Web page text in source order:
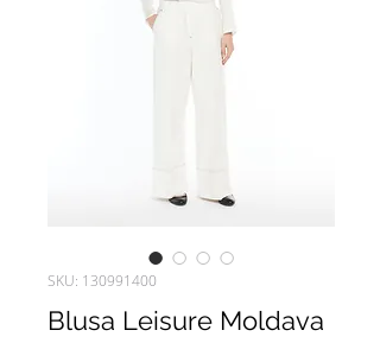
SKU: 130991400
Blusa Leisure Moldava